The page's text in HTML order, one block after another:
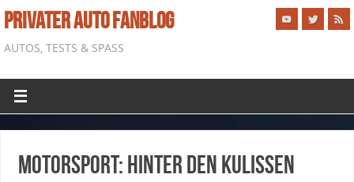
PRIVATER AUTO FANBLOG
AUTOS, TESTS & SPASS
Motorsport: Hinter den Kulissen